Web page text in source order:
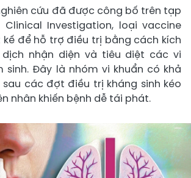
cứu đã được công bố trên tạp
Investigation, loại vaccine
để hỗ trợ điều trị bằng cách kích
nhận diện và tiêu diệt các vi
sinh. Đây là nhóm vi khuẩn có khả
các đợt điều trị kháng sinh kéo
nhân khiến bệnh dễ tái phát.